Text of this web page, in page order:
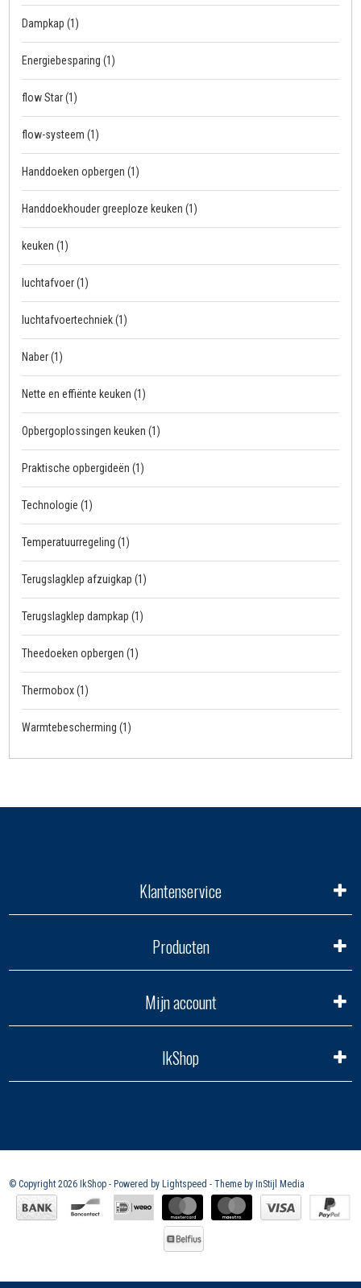
Dampkap(1)
Energiebesparing(1)
flow Star(1)
flow-systeem(1)
Handdoeken opbergen(1)
Handdoekhouder greeploze keuken(1)
keuken(1)
luchtafvoer(1)
luchtafvoertechniek(1)
Naber(1)
Nette en effiënte keuken(1)
Opbergoplossingen keuken(1)
Praktische opbergideën(1)
Technologie(1)
Temperatuurregeling(1)
Terugslagklep afzuigkap(1)
Terugslagklep dampkap(1)
Theedoeken opbergen(1)
Thermobox(1)
Warmtebescherming(1)
Klantenservice
Producten
Mijn account
IkShop
© Copyright 2026 IkShop - Powered by Lightspeed - Theme by InStijl Media